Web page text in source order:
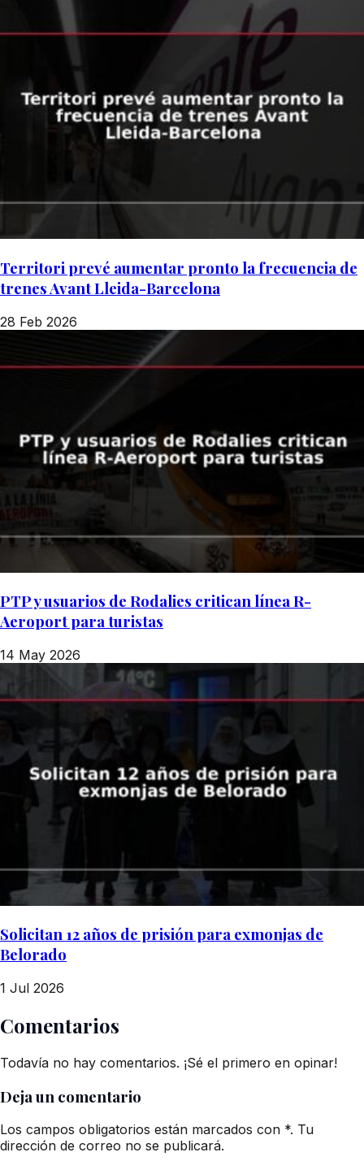
Territori prevé aumentar pronto la frecuencia de
trenes Avant Lleida-Barcelona
28 Feb 2026
PTP y usuarios de Rodalies critican línea R-
Aeroport para turistas
14 May 2026
Solicitan 12 años de prisión para exmonjas de
Belorado
1 Jul 2026
Comentarios
Todavía no hay comentarios. ¡Sé el primero en opinar!
Deja un comentario
Los campos obligatorios están marcados con *. Tu
dirección de correo no se publicará.